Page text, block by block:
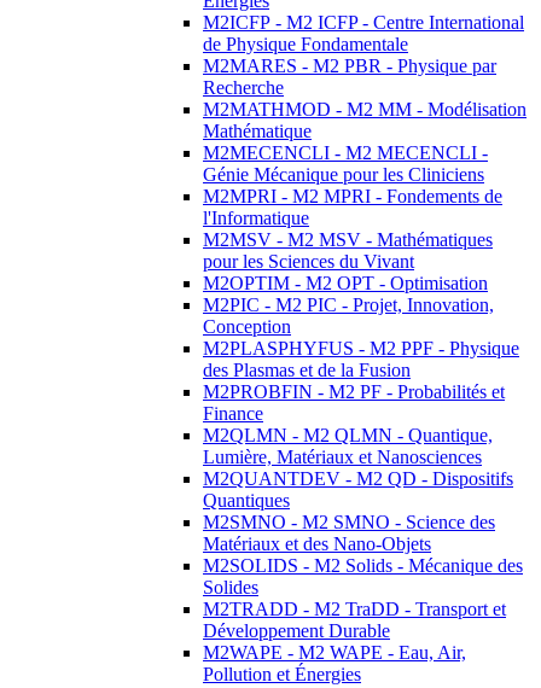
M2ICFP - M2 ICFP - Centre International
de Physique Fondamentale
M2MARES - M2 PBR - Physique par
Recherche
M2MATHMOD - M2 MM - Modélisation
Mathématique
M2MECENCLI - M2 MECENCLI -
Génie Mécanique pour les Cliniciens
M2MPRI - M2 MPRI - Fondements de
l'Informatique
M2MSV - M2 MSV - Mathématiques
pour les Sciences du Vivant
M2OPTIM - M2 OPT - Optimisation
M2PIC - M2 PIC - Projet, Innovation,
Conception
M2PLASPHYFUS - M2 PPF - Physique
des Plasmas et de la Fusion
M2PROBFIN - M2 PF - Probabilités et
Finance
M2QLMN - M2 QLMN - Quantique,
Lumière, Matériaux et Nanosciences
M2QUANTDEV - M2 QD - Dispositifs
Quantiques
M2SMNO - M2 SMNO - Science des
Matériaux et des Nano-Objets
M2SOLIDS - M2 Solids - Mécanique des
Solides
M2TRADD - M2 TraDD - Transport et
Développement Durable
M2WAPE - M2 WAPE - Eau, Air,
Pollution et Énergies